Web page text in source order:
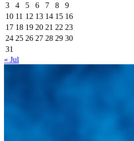
3
4 5 6 7 8
9
10 11 12 13 14 15 16
17 18 19 20 21 22 23
24 25 26 27 28 29 30
31
« Jul